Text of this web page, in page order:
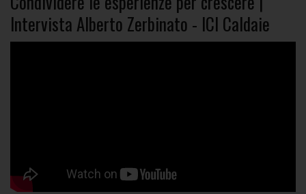
Intervista Alberto Zerbinato - ICI Caldaie